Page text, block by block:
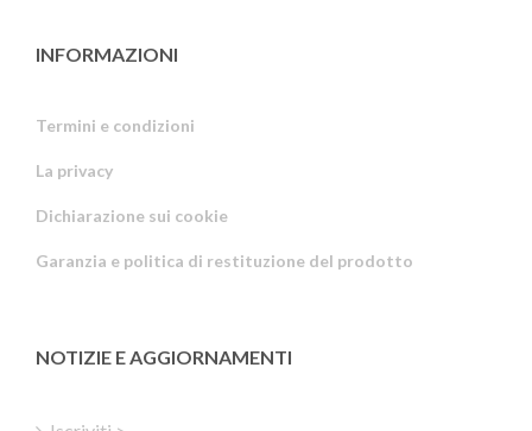
INFORMAZIONI
Termini e condizioni
La privacy
Dichiarazione sui cookie
Garanzia e politica di restituzione del prodotto
NOTIZIE E AGGIORNAMENTI
Estonian